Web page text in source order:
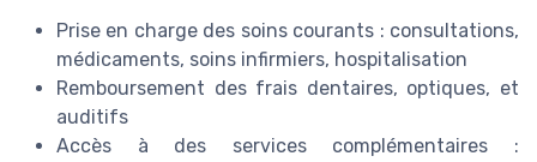
Prise en charge des soins courants : consultations,
médicaments, soins infirmiers, hospitalisation
Remboursement des frais dentaires, optiques, et
auditifs
Accès à des services complémentaires :